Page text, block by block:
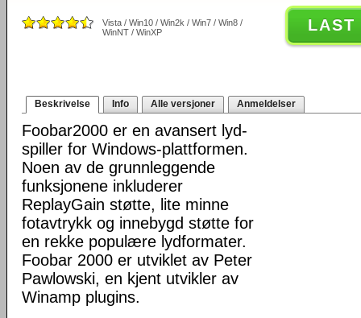
Vista / Win10 / Win2k / Win7 / Win8 /
WinNT / WinXP
LAST
Beskrivelse Info Alle versjoner Anmeldelser
Foobar2000 er en avansert lyd-
spiller for Windows-plattformen.
Noen av de grunnleggende
funksjonene inkluderer
ReplayGain støtte, lite minne
fotavtrykk og innebygd støtte for
en rekke populære lydformater.
Foobar 2000 er utviklet av Peter
Pawlowski, en kjent utvikler av
Winamp plugins.